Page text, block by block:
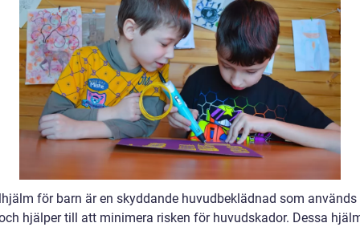
för barn är en skyddande huvudbeklädnad som används
hjälper till att minimera risken för huvudskador. Dessa